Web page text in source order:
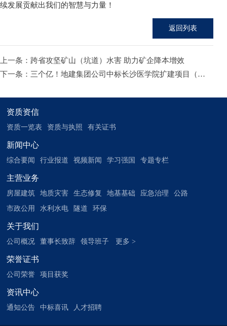
续发展贡献出我们的智慧与力量！
返回列表
上一条： 跨省攻坚矿山（坑道）水害 助力矿企降本增效
下一条：
三个亿！地建集团公司中标长沙医学院扩建项目（一期）工程
资质资信
资质一览表 资质与执照 有关证书
新闻中心
综合要闻 行业报道 视频新闻 学习强国 专题专栏
主营业务
房屋建筑 地质灾害 生态修复 地基基础 应急治理
公路
市政公用
水利水电 隧道 环保
关于我们
公司概况 董事长致辞 领导班子 更多 >
荣誉证书
公司荣誉 项目获奖
资讯中心
通知公告 中标喜讯 人才招聘